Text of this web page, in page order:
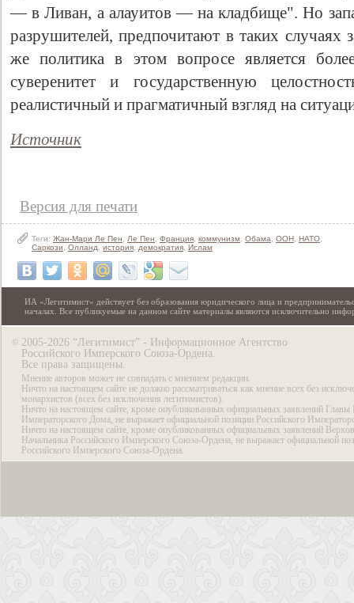
— в Ливан, а алауитов — на кладбище". Но
разрушителей, предпочитают в таких случаях
же политика в этом вопросе является
суверенитет и государственную
реалистичный и прагматичный взгляд на
Источник
Версия для печати
Теги: Жан-Мари Ле Пен Ле Пен Франция коммунизм Обама ООН НАТО
Саркози
Олланд история демократия Ислам
ИА «Легитимист» действует без образования юридического лица и
началах. Все публикуемые на данном сайте материалы являются исключительно
© 2005-2026 “Легитимист” - Информационное Агентство
Российского Имперского Союза-Ордена.
Все права защищены.
Мнение авторов может не совпадать с мнением редакции.
Ничто на настоящем сайте не должно рассматриваться как мнение всех без
монархистов (всех без исключения легитимистов).
Ничто на настоящем сайте, кроме опубликованных официальных заявлений Главы
Императорского Дома, не выражает официальной позиции Российского
Ничто на настоящем сайте, кроме опубликованных официальных заявлений
Начальника Российского Имперского Союза-Ордена, не выражает официальной
Российского Имперского Союза-Ордена.